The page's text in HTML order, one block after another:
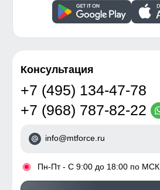
Консультация
+7 (495) 134-47-78
+7 (968) 787-82-22
info@mtforce.ru
• Пн-Пт - С 9:00 до 18:00 по МСК